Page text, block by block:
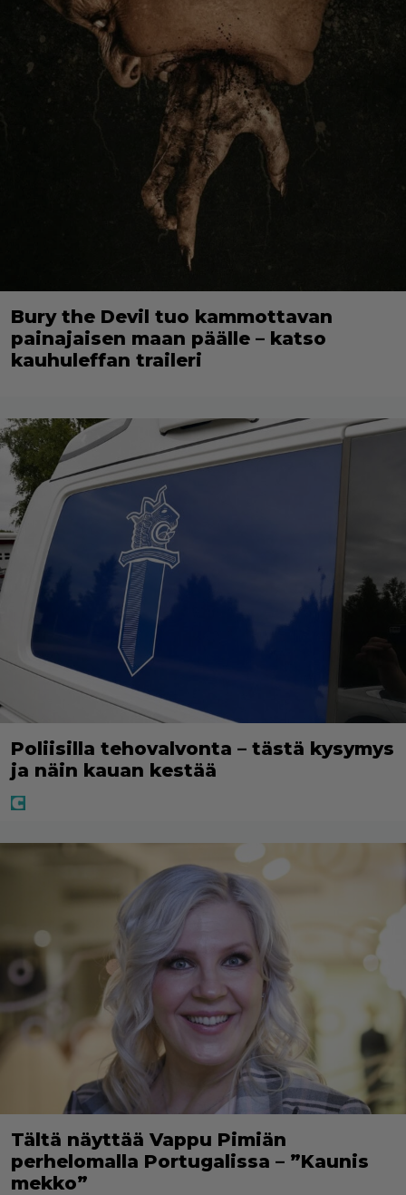
Bury the Devil tuo kammottavan
painajaisen maan päälle – katso
kauhuleffan traileri
Poliisilla tehovalvonta – tästä kysymys
ja näin kauan kestää
Tältä näyttää Vappu Pimiän
perhelomalla Portugalissa – ”Kaunis
mekko”